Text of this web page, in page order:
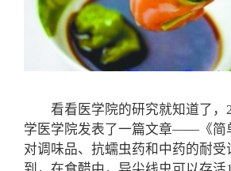
看看医学院的研究就知道了，
学医学院发表了一篇文章——《简
对调味品、抗蠕虫药和中药的耐受